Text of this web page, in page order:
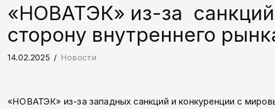
«НОВАТЭК» из-за санкций
сторону внутреннего
14.02.2025 Новости
«НОВАТЭК» из-за западных санкций и конкуренции с